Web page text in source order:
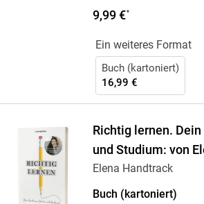
9,99 €*
Ein weiteres Format
Buch (kartoniert)
16,99 €
Richtig lernen.
und Studium: von
Elena Handtrack
Buch (kartoniert)